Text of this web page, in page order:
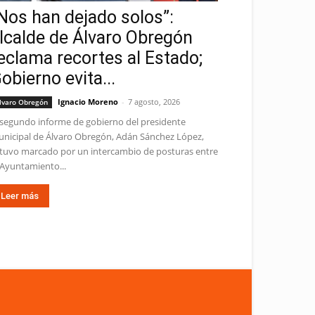
han dejado solos”:
de Álvaro Obregón
recortes al Estado;
evita...
Obregón Ignacio Moreno - 7 agosto, 2026
informe de gobierno del presidente
de Álvaro Obregón, Adán Sánchez López,
marcado por un intercambio de posturas entre
Leer más